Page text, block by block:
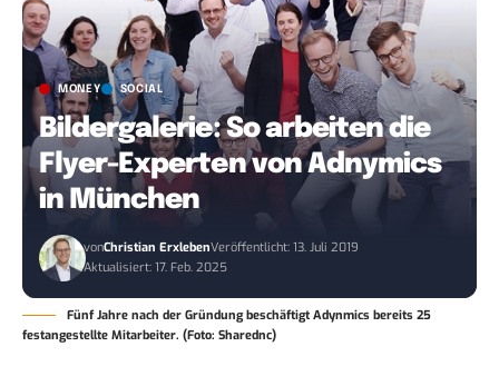
MONEY SOCIAL
Bildergalerie: So arbeiten die
Flyer-Experten von Adnymics
in München
vonChristian ErxlebenVeröffentlicht: 13. Juli 2019
Aktualisiert: 17. Feb. 2025
Fünf Jahre nach der Gründung beschäftigt Adynmics bereits 25
festangestellte Mitarbeiter. (Foto: Sharednc)